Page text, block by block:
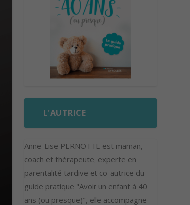
L'AUTRICE
Anne-Lise PERNOTTE est maman,
coach et thérapeute, experte en
parentalité tardive et co-autrice du
guide pratique "Avoir un enfant à 40
ans (ou presque)", elle accompagne